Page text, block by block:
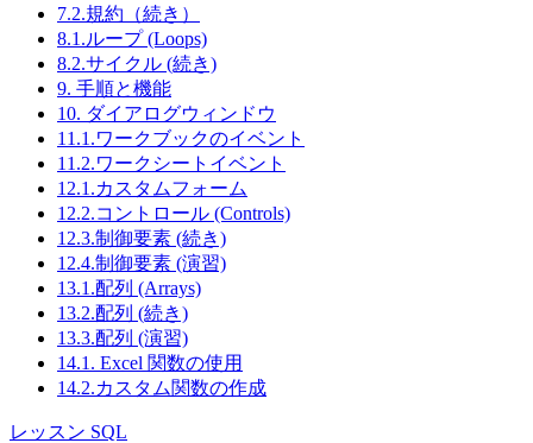
7.2.規約（続き）
8.1.ループ (Loops)
8.2.サイクル (続き)
9. 手順と機能
10. ダイアログウィンドウ
11.1.ワークブックのイベント
11.2.ワークシートイベント
12.1.カスタムフォーム
12.2.コントロール (Controls)
12.3.制御要素 (続き)
12.4.制御要素 (演習)
13.1.配列 (Arrays)
13.2.配列 (続き)
13.3.配列 (演習)
14.1. Excel 関数の使用
14.2.カスタム関数の作成
レッスン SQL